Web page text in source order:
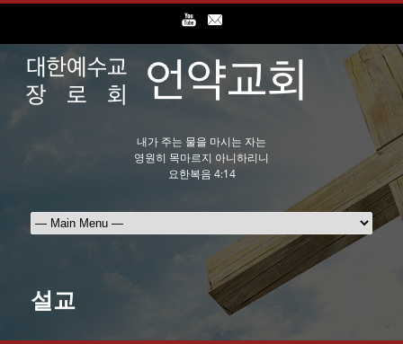
내가 주는 물을 마시는 자는
영원히 목마르지 아니하리니
요한복음 4:14
설교